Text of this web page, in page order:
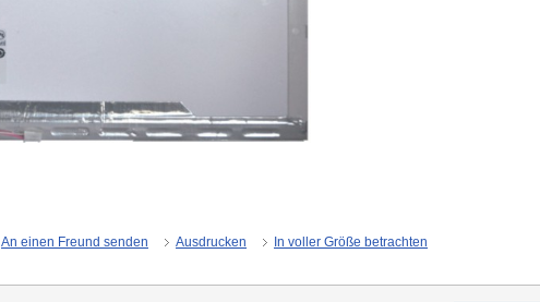
An einen Freund senden Ausdrucken In voller Größe betrachten